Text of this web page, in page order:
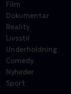
Film
Dokumentar
Reality
Livsstil
Underholdning
Comedy
Nyheder
Sport